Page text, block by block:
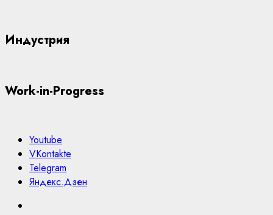
Индустрия
Work-in-Progress
Youtube
VKontakte
Telegram
Яндекс.Дзен